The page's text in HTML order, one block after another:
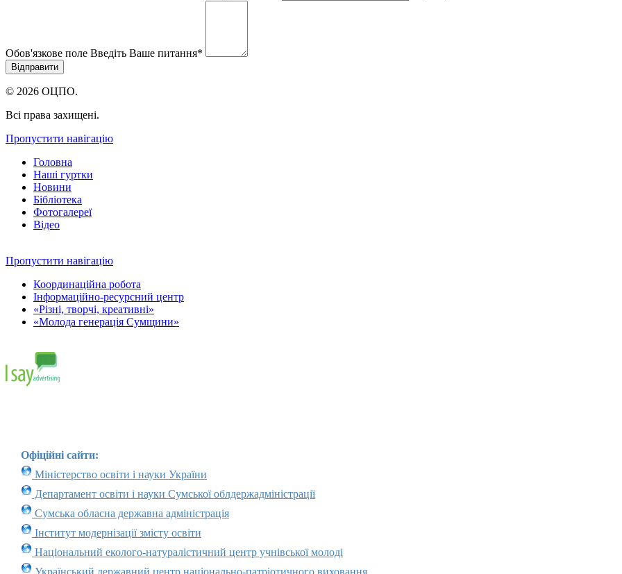
Обов'язкове поле Введіть Ваше питання*
© 2026 ОЦПО.
Всі права захищені.
Пропустити навігацію
Головна
Наші гуртки
Новини
Бібліотека
Фотогалереї
Відео
Пропустити навігацію
Координаційна робота
Інформаційно-ресурсний центр
«Різні, творчі, креативні»
«Молода генерація Сумщини»
Офіційні сайти:
Міністерство освіти і науки України
Департамент освіти і науки Сумської облдержадміністрації
Сумська обласна державна адміністрація
Інститут модернізації змісту освіти
Національний еколого-натуралістичний центр учнівської молоді
Український державний центр національно-патріотичного виховання,